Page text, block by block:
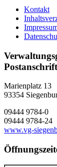
Kontakt
Postanschrift
Marienplatz 13
93354
09444 9784-0
09444 9784-24
www.vg-